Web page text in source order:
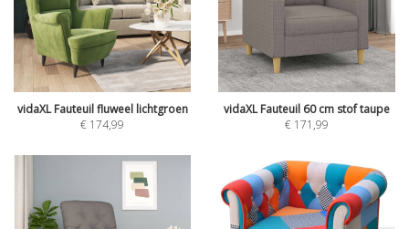
vidaXL Fauteuil fluweel lichtgroen
€ 174,99
vidaXL Fauteuil 60 cm stof taupe
€ 171,99